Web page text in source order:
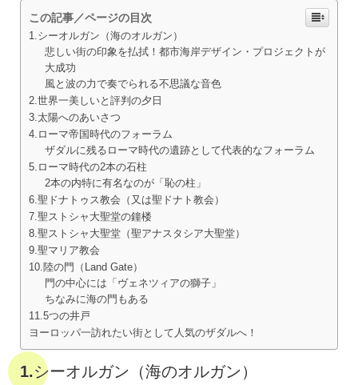
この記事／ページの目次
1.シーオルガン（海のオルガン）
悲しい街の印象を払拭！都市海岸デザイン・プロジェクトが
大成功
風と波の力で奏でられる不思議な音色
2.世界一美しいと評判の夕日
3.太陽へのあいさつ
4.ローマ帝国時代のフォーラム
ザダルに残るローマ時代の遺跡として代表的なフォーラム
5.ローマ時代の2本の石柱
2本の内特に有名なのが「恥の柱」
6.聖ドナトゥス教会（又は聖ドナト教会）
7.聖ストシャ大聖堂の鐘楼
8.聖ストシャ大聖堂（聖アナスタシア大聖堂）
9.聖マリア教会
10.陸の門（Land Gate）
門の中心には「ヴェネツィアの獅子」
ちなみに海の門もある
11.5つの井戸
ヨーロッパ一訪れたい街として人気のザダルへ！
1.シーオルガン（海のオルガン）